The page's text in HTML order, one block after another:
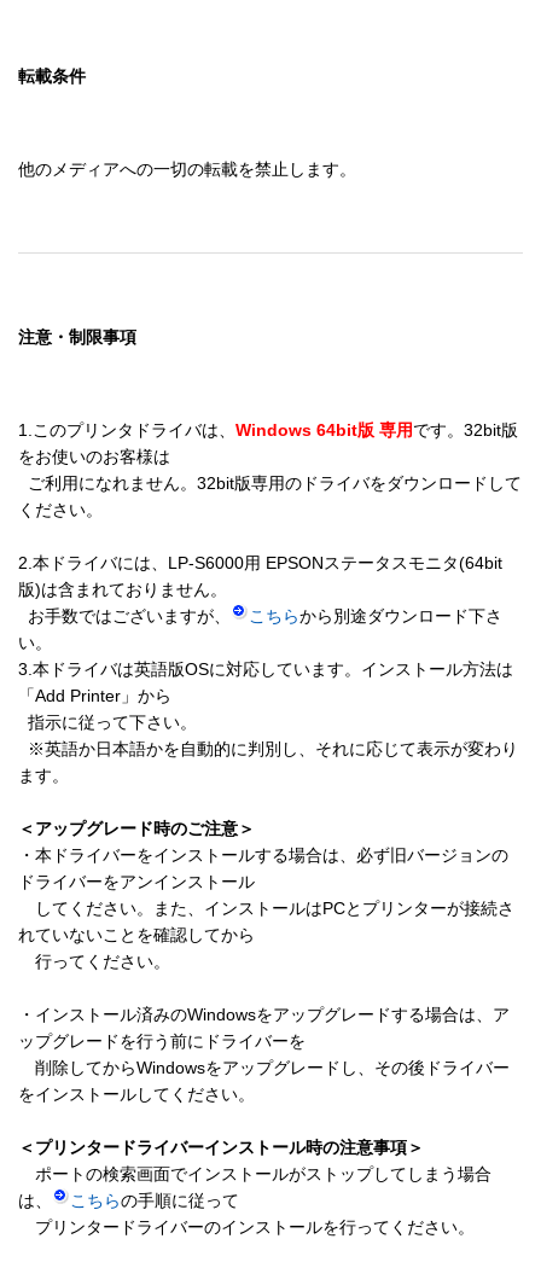
転載条件
他のメディアへの一切の転載を禁止します。
注意・制限事項
1.このプリンタドライバは、 Windows 64bit版 専用です。32bit版
をお使いのお客様は
ください。
2.本ドライバには、LP-S6000用 EPSONステータスモニタ(64bit
版)は含まれておりません。
  お手数ではございますが、
こちらから別途ダウンロード下さ
い。
3.本ドライバは英語版OSに対応しています。インストール方法は
「Add Printer」から
ます。
＜アップグレード時のご注意＞
・本ドライバーをインストールする場合は、必ず旧バージョンの
ドライバーをアンインストール
してください。また、インストールはPCとプリンターが接続さ
れていないことを確認してから
行ってください。
・インストール済みのWindowsをアップグレードする場合は、ア
ップグレードを行う前にドライバーを
削除してからWindowsをアップグレードし、その後ドライバー
をインストールしてください。
＜プリンタードライバーインストール時の注意事項＞
ポートの検索画面でインストールがストップしてしまう場合
は、
こちらの手順に従って
プリンタードライバーのインストールを行ってください。